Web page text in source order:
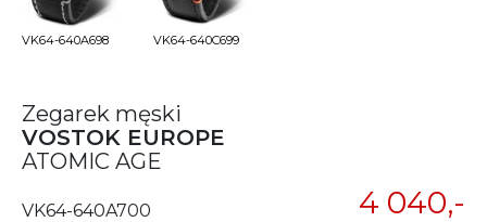
VK64-640A698 VK64-640C699
Zegarek męski
VOSTOK EUROPE
ATOMIC AGE
VK64-640A700 4 040,-